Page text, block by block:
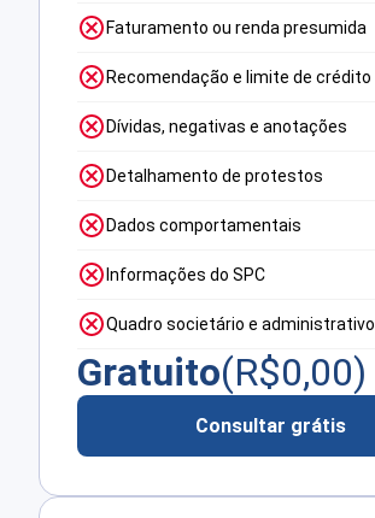
Faturamento ou renda presumida
Recomendação e limite de crédito
Dívidas, negativas e anotações
Detalhamento de protestos
Dados comportamentais
Informações do SPC
Quadro societário e administrativo
Gratuito(R$0,00)
Consultar grátis